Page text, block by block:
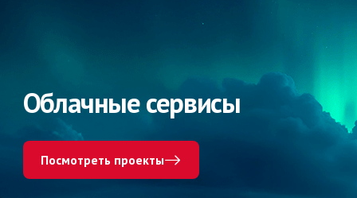
Облачные сервисы
Посмотреть проекты